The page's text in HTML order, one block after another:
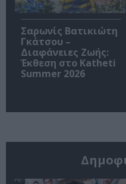
Σαρωνίς Βατικιώτη
Γκάτσου –
Διαφάνειες Ζωής:
Έκθεση στο Katheti
Summer 2026